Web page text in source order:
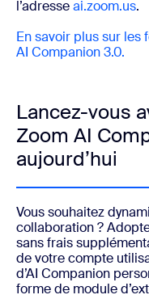
l’adresseai.zoom.us.
En savoir plus sur
AI Companion 3.0.
Lancez-vous
Zoom AI
aujourd’hui
Vous souhaitez
collaboration ?
sans frais
de votre compte
d’AI Companion
forme de module